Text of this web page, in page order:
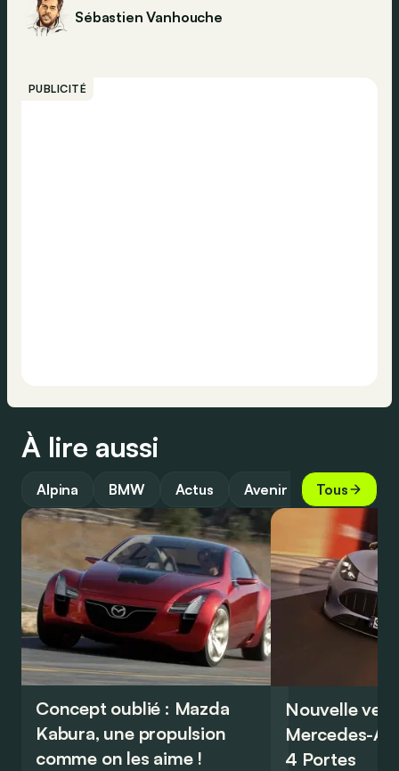
Sébastien Vanhouche
PUBLICITÉ
À lire aussi
Alpina BMW Actus Avenir Design
Tous
Concept oublié : Mazda
Kabura, une propulsion
comme on les aime !
Nouvelle
Mercedes-
4 Portes